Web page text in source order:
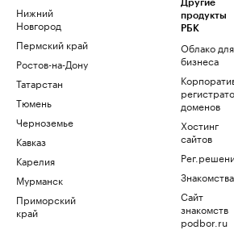
Нижний
Новгород
Пермский край
Ростов-на-Дону
Татарстан
Тюмень
Черноземье
Кавказ
Карелия
Мурманск
Приморский
край
Другие
продукты
РБК
Облако для
бизнеса
доменов
Хостинг
сайтов
Знакомства
Сайт
знакомств
podbor.ru